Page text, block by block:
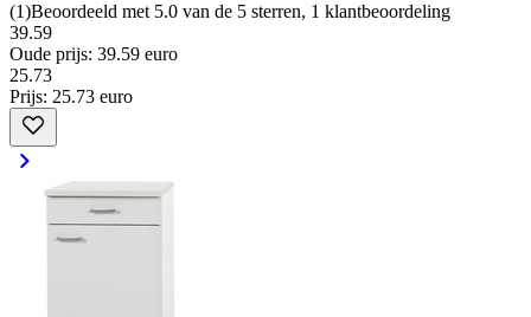
(1)Beoordeeld met 5.0 van de 5 sterren, 1 klantbeoordeling
39.59
Oude prijs: 39.59 euro
25.73
Prijs: 25.73 euro